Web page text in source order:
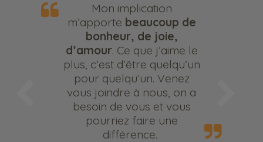
Mon implication
m’apporte beaucoup de
bonheur, de joie,
d’amour. Ce que j’aime le
plus, c’est d’être quelqu’un
pour quelqu’un. Venez
vous joindre à nous, on a
besoin de vous et vous
pourriez faire une
différence.